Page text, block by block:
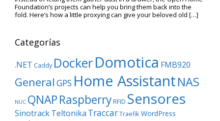
Foundation’s projects can help you bring them back into the
fold. Here’s how a little proxying can give your beloved old […]
Categorías
.NET Caddy DockerDomotica FMB920
General GPS Home AssistantNAS
NUC QNAPRaspberryRFID Sensores
SinotrackTeltonika TraccarTraefikWordPress